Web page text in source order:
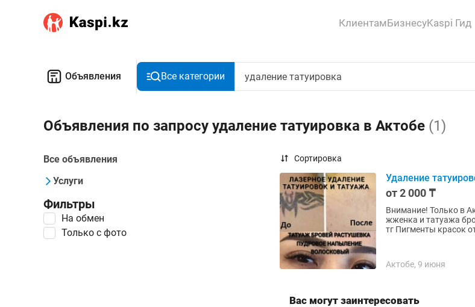
КлиентамБизнесуKaspi Гид
Объявления Все категории
Объявления по запросу удаление татуировка в Актобе (1)
Все объявления
Услуги
Фильтры
На обмен
Только с фото
Сортировка
Удаление
от 2 000 ₸
Внимание! Только в
жженка и татуажа бровей Татуаж бровей, перманентный макияж бровей,
тг Пигменты красок
Актобе, 9 июня
Вас могут заинтересовать